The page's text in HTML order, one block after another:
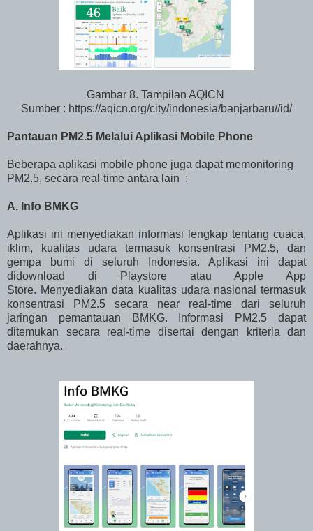
Gambar 8. Tampilan AQICN
Sumber : https://aqicn.org/city/indonesia/banjarbaru//id/
Pantauan PM2.5 Melalui Aplikasi Mobile Phone
Beberapa aplikasi mobile phone juga dapat memonitoring
PM2.5, secara real-time antara lain :
A. Info BMKG
Aplikasi ini menyediakan informasi lengkap tentang cuaca,
iklim, kualitas udara termasuk konsentrasi PM2.5, dan
gempa bumi di seluruh Indonesia. Aplikasi ini dapat
didownload di Playstore atau Apple App
Store. Menyediakan data kualitas udara nasional termasuk
konsentrasi PM2.5 secara near real-time dari seluruh
jaringan pemantauan BMKG. Informasi PM2.5 dapat
ditemukan secara real-time disertai dengan kriteria dan
daerahnya.